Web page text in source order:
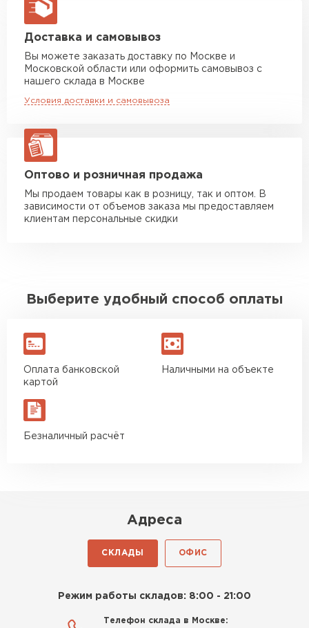
макс. длина груза 13,5 м
Манипулятор до 5 тн
Манипулятор до 10 тн
макс. длина груза 8 м
макс. длина груза 13,5 м
ЗАКАЗАТЬ С ДОСТАВКОЙ
Доставка и самовывоз
Вы можете заказать доставку по Москве и
Московской области или оформить самовывоз с
нашего склада в Москве
Условия доставки и самовывоза
Оптово и розничная продажа
Мы продаем товары как в розницу, так и оптом. В
зависимости от объемов заказа мы предоставляем
клиентам персональные скидки
Выберите удобный способ оплаты
Оплата банковской
картой
Наличными на объекте
Безналичный расчёт
Адреса
СКЛАДЫ ОФИС
Режим работы складов: 8:00 - 21:00
Телефон склада в Москве: